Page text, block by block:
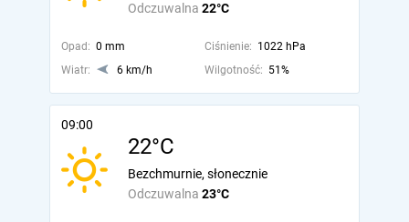
Odczuwalna 22°C
Opad: 0 mm Ciśnienie: 1022 hPa
Wiatr:
6 km/h Wilgotność: 51%
09:00
22°C
Odczuwalna 23°C
Bezchmurnie, słonecznie